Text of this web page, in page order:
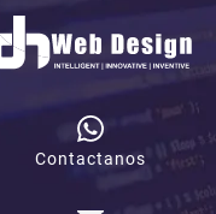
Contactanos